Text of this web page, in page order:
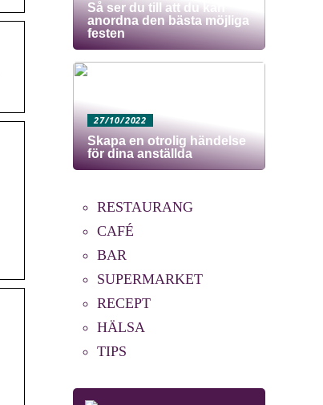
Så ser du till att du kan
anordna den bästa möjliga
festen
27/10/2022
Skapa en otrolig händelse
för dina anställda
RESTAURANG
CAFÉ
BAR
SUPERMARKET
RECEPT
HÄLSA
TIPS